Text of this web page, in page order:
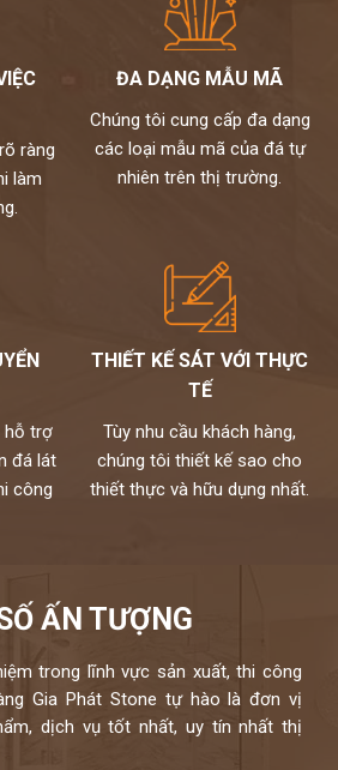
ràng
làm
ĐA DẠNG MẪU MÃ
Chúng tôi cung cấp đa dạng
các loại mẫu mã của đá tự
nhiên trên thị trường.
hỗ trợ
đá lát
công
THIẾT KẾ SÁT VỚI THỰC
TẾ
Tùy nhu cầu khách hàng,
chúng tôi thiết kế sao cho
thiết thực và hữu dụng nhất.
ẤN TƯỢNG
trong lĩnh vực sản xuất, thi công
Gia Phát Stone tự hào là đơn vị
dịch vụ tốt nhất, uy tín nhất thị